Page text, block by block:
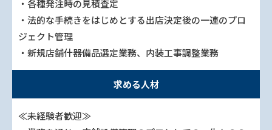
・各種発注時の見積査定
・法的な手続きをはじめとする出店決定後の一連のプロ
ジェクト管理
・新規店舗什器備品選定業務、内装工事調整業務
求める人材
≪未経験者歓迎≫